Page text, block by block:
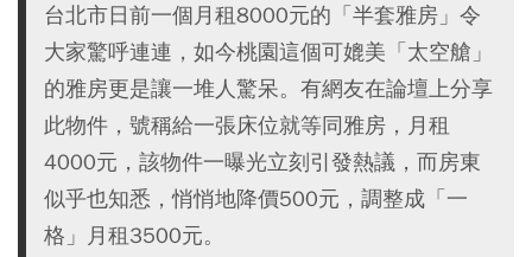
台北市日前一個月租8000元的「半套雅房」令
大家驚呼連連，如今桃園這個可媲美「太空艙」
的雅房更是讓一堆人驚呆。有網友在論壇上分享
此物件，號稱給一張床位就等同雅房，月租
4000元，該物件一曝光立刻引發熱議，而房東
似乎也知悉，悄悄地降價500元，調整成「一
格」月租3500元。